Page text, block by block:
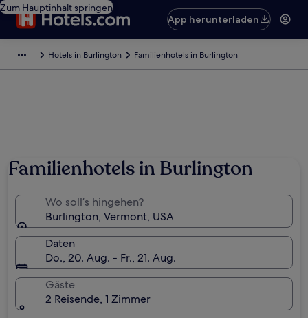
Zum Hauptinhalt springen
App herunterladen
Hotels in Burlington Familienhotels in Burlington
Familienhotels in Burlington
Wo soll’s hingehen?
Burlington, Vermont, USA
Daten
Do., 20. Aug. - Fr., 21. Aug.
Gäste
2 Reisende, 1 Zimmer